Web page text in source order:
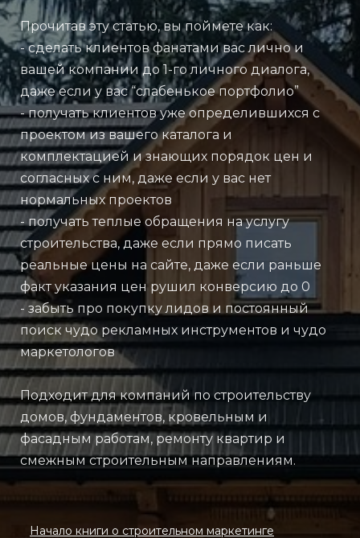
Прочитав эту статью, вы поймете как:
- сделать клиентов фанатами вас лично и
вашей компании до 1-го личного диалога,
даже если у вас “слабенькое портфолио”
- получать клиентов уже определившихся с
проектом из вашего каталога и
комплектацией и знающих порядок цен и
согласных с ним, даже если у вас нет
нормальных проектов
- получать теплые обращения на услугу
строительства, даже если прямо писать
реальные цены на сайте, даже если раньше
факт указания цен рушил конверсию до 0
- забыть про покупку лидов и постоянный
поиск чудо рекламных инструментов и чудо
маркетологов
Подходит для компаний по строительству
домов, фундаментов, кровельным и
фасадным работам, ремонту квартир и
смежным строительным направлениям.
Начало книги о строительном маркетинге